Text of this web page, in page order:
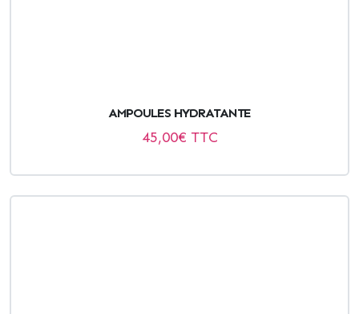
AMPOULES HYDRATANTE
45,00€ TTC